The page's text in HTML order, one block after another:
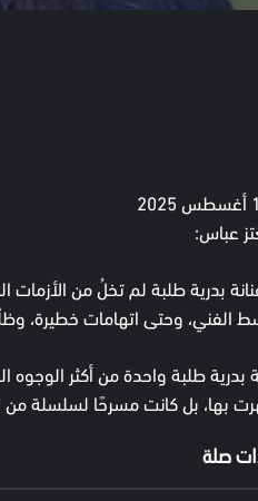
عباس:
بدرية طلبة لم تخلُ من
الفني، وحتى اتهامات خطيرة،
بدرية طلبة واحدة من أكثر الوجوه
بها، بل كانت مسرحًا لسلسلة من
صلة